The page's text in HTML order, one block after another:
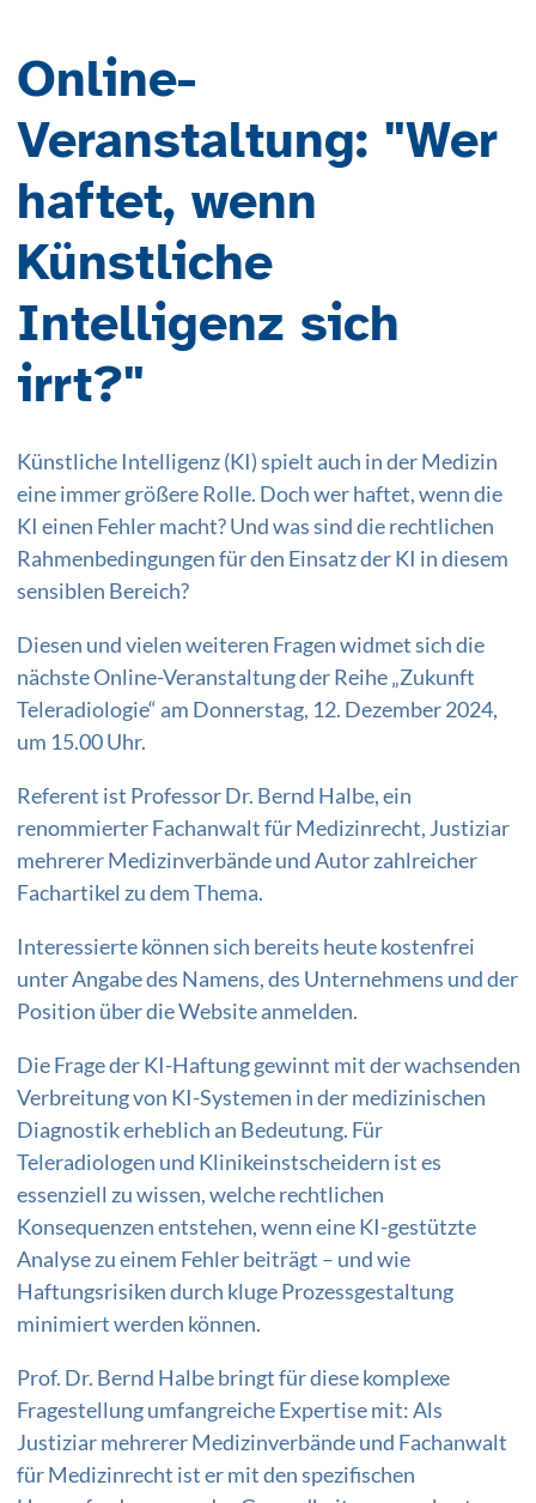
Online-
Veranstaltung: "Wer
haftet, wenn
Künstliche
Intelligenz sich
irrt?"
Künstliche Intelligenz (KI) spielt auch in der Medizin
eine immer größere Rolle. Doch wer haftet, wenn die
KI einen Fehler macht? Und was sind die rechtlichen
Rahmenbedingungen für den Einsatz der KI in diesem
sensiblen Bereich?
Diesen und vielen weiteren Fragen widmet sich die
nächste Online-Veranstaltung der Reihe „Zukunft
Teleradiologie“ am Donnerstag, 12. Dezember 2024,
um 15.00 Uhr.
Referent ist Professor Dr. Bernd Halbe, ein
renommierter Fachanwalt für Medizinrecht, Justiziar
mehrerer Medizinverbände und Autor zahlreicher
Fachartikel zu dem Thema.
Interessierte können sich bereits heute kostenfrei
unter Angabe des Namens, des Unternehmens und der
Position über die Website anmelden.
Die Frage der KI-Haftung gewinnt mit der wachsenden
Verbreitung von KI-Systemen in der medizinischen
Diagnostik erheblich an Bedeutung. Für
Teleradiologen und Klinikeinstscheidern ist es
essenziell zu wissen, welche rechtlichen
Konsequenzen entstehen, wenn eine KI-gestützte
Analyse zu einem Fehler beiträgt – und wie
Haftungsrisiken durch kluge Prozessgestaltung
minimiert werden können.
Prof. Dr. Bernd Halbe bringt für diese komplexe
Fragestellung umfangreiche Expertise mit: Als
Justiziar mehrerer Medizinverbände und Fachanwalt
für Medizinrecht ist er mit den spezifischen